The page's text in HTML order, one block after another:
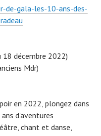
gala-les-10-ans-des-
décembre 2022)
Mdr)
en 2022, plongez dans
d’aventures
chant et danse,